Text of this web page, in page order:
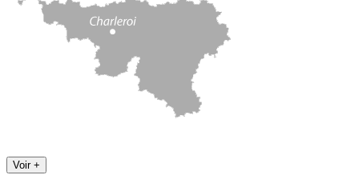
Voir +